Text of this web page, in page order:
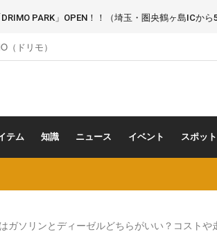
PARK」OPEN！！（埼玉・圏央鶴ヶ島ICから5
（ドリモ）
テム 知識 ニュース イベント スポット
ガソリンとディーゼルどちらがいい？コストや